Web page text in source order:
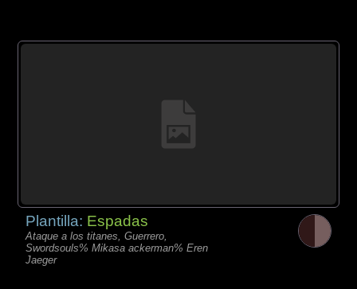
Plantilla: Espadas
Ataque a los titanes, Guerrero,
Swordsouls% Mikasa ackerman% Eren
Jaeger